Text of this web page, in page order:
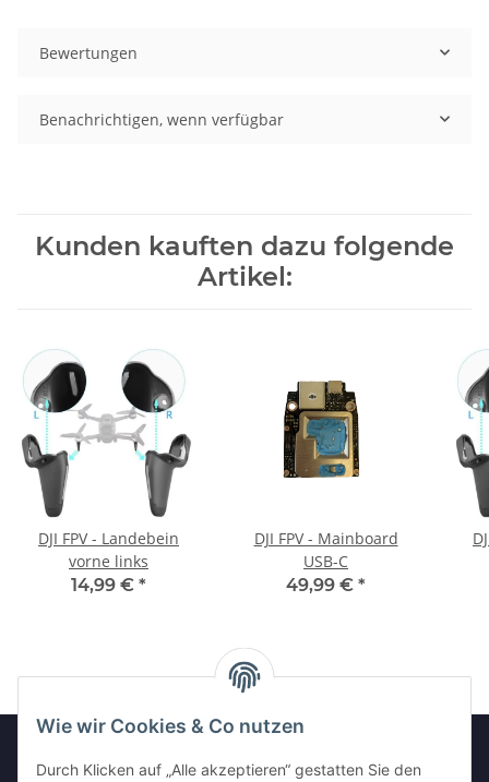
Wie wir Cookies & Co nutzen
Durch Klicken auf „Alle akzeptieren“ gestatten Sie den
Bewertungen
Benachrichtigen, wenn verfügbar
Kunden kauften dazu folgende
Artikel:
DJI FPV - Landebein
vorne links
14,99 € *
DJI FPV - Mainboard
USB-C
49,99 € *